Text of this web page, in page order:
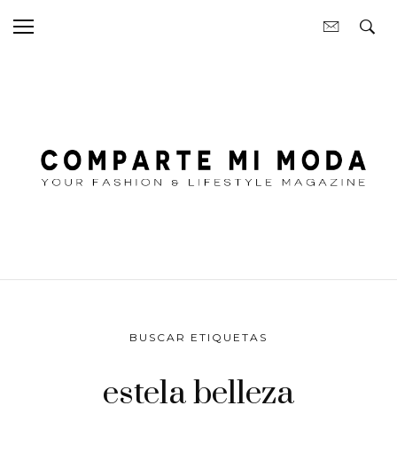
BUSCAR ETIQUETAS
estela belleza